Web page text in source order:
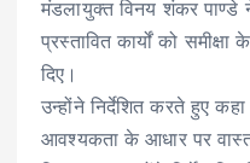
मंडलायुक्त विनय शंकर पाण्डे
प्रस्तावित कार्यों को
दिए।
उन्होंने निर्देशित करते हुए
आवश्यकता के आधार पर